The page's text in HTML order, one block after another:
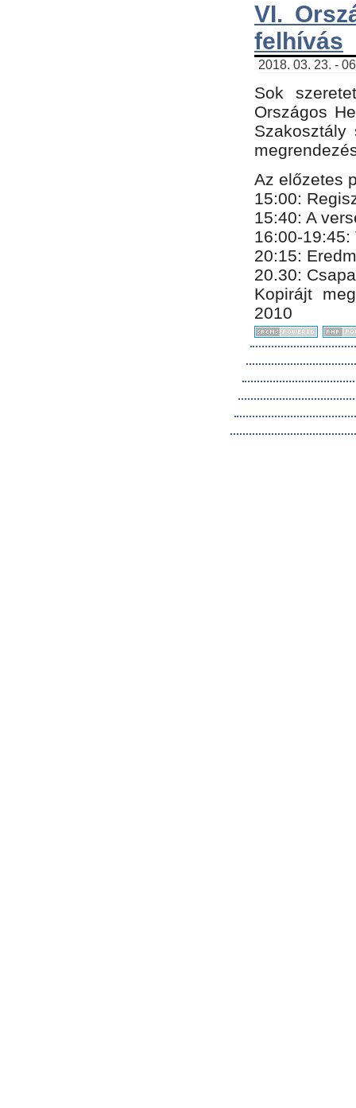
VI.
felhívás
2018. 03. 23. -
Sok
Országos
Az előzetes
15:00:
15:40: A
16:00-19:45:
20:​15​:
​20.30:
Kopirájt
2010